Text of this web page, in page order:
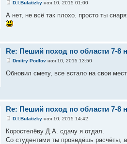
D.I.Bulatizky ноя 10, 2015 01:00
А нет, не всё так плохо. просто ты
Re: Пеший поход по области 7-8
Dmitry Podlov ноя 10, 2015 13:50
Обновил смету, все встало на свои
Re: Пеший поход по области 7-8
D.I.Bulatizky ноя 10, 2015 14:42
Коростелёву Д.А. сдачу я отдал.
Со студентами ты проведёшь расчёты,